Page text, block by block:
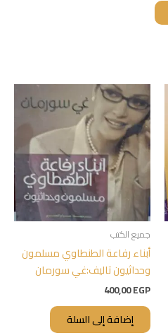
جميع الكتب
أبناء رفاعة الطنطاوي مسلمون
وحداثيون تاليف:غي سورمان
400,00EGP
إضافة إلى السلة